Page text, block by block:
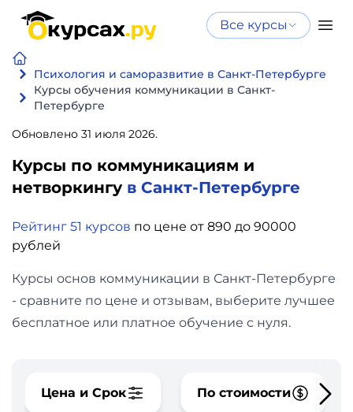
Все курсы
Психология и саморазвитие в Санкт-Петербурге
Курсы обучения коммуникации в Санкт-
Петербурге
Обновлено 31 июля 2026.
Курсы по коммуникациям и
нетворкингу в Санкт-Петербурге
Рейтинг 51 курсов по цене от 890 до 90000
рублей
Курсы основ коммуникации в Санкт-Петербурге
- сравните по цене и отзывам, выберите лучшее
бесплатное или платное обучение с нуля.
Цена и Срок По стоимости
и ИИ
Программирование
Бизнес
и
Дизайн
Аналитика
Видео,
Нейросеть и ИИ
Курсы по
интеллекту
Курсы по нейросетям
Бесплатно